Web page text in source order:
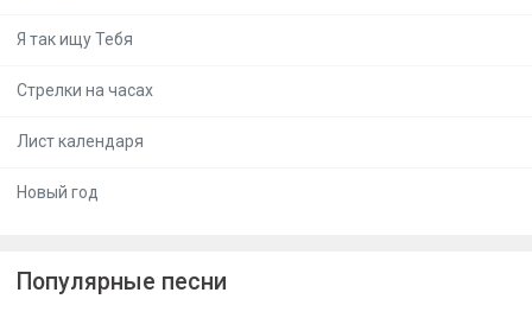
Я так ищу Тебя
Стрелки на часах
Лист календаря
Новый год
Популярные песни